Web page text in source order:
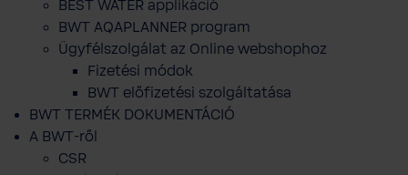
BEST WATER applikáció
BWT AQAPLANNER program
Ügyfélszolgálat az Online webshophoz
Fizetési módok
BWT előfizetési szolgáltatása
BWT TERMÉK DOKUMENTÁCIÓ
A BWT-ről
CSR